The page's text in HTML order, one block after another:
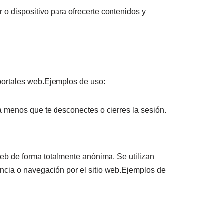
dispositivo para ofrecerte contenidos y
web.Ejemplos de uso:
que te desconectes o cierres la sesión.
de forma totalmente anónima. Se utilizan
o navegación por el sitio web.Ejemplos de